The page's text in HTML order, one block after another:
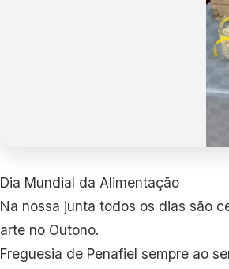
Dia Mundial da Alimentação
Na nossa junta todos os dias são
arte no Outono.
Freguesia de Penafiel sempre ao